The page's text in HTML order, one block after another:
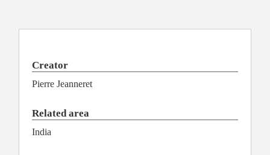
Creator
Pierre Jeanneret
Related area
India